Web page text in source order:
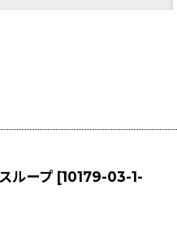
ループ [10179-03-1-